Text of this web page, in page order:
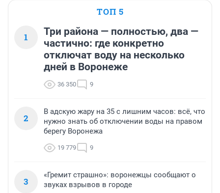
ТОП 5
1
Три района — полностью, два —
частично: где конкретно
отключат воду на несколько
дней в Воронеже
36 350 9
2
В адскую жару на 35 с лишним часов: всё, что
нужно знать об отключении воды на правом
берегу Воронежа
19 779 9
3
«Гремит страшно»: воронежцы сообщают о
звуках взрывов в городе